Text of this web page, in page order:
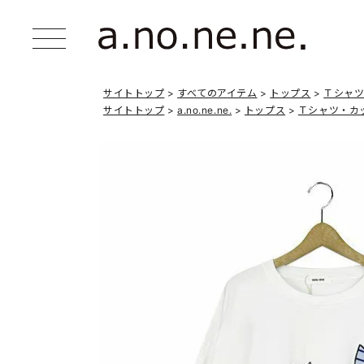
サイトトップ すべてのアイテム トップス
Ｔシャ
サイトトップ
a.no.ne.ne. トップス Ｔシャツ・カ